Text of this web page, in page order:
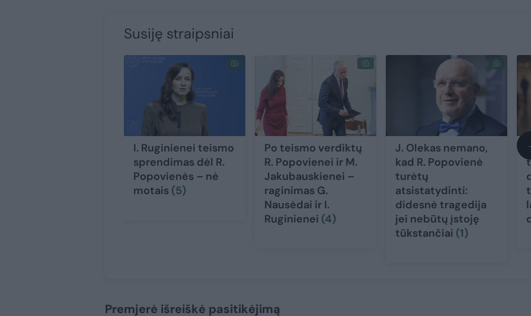
Susiję straipsniai
I. Ruginienei teismo
sprendimas dėl R.
Popovienės – nė
motais (5)
Po teismo verdiktų
R. Popovienei ir M.
Jakubauskienei –
raginimas G.
Nausėdai ir I.
Ruginienei (4)
J. Olekas nemano,
kad R. Popovienė
turėtų
atsistatydinti:
didesnė tragedija
jei nebūtų įstoję
tūkstančiai (1)
Premjerė išreiškė pasitikėjimą